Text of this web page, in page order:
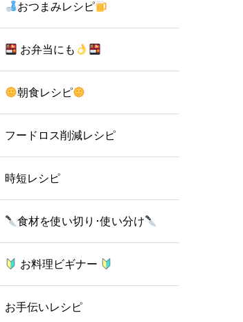
おつまみレシピ
お弁当にも
朝食レシピ
フードロス削減レシピ
時短レシピ
食材を使い切り･使い分け
お料理ビギナー
お手伝いレシピ